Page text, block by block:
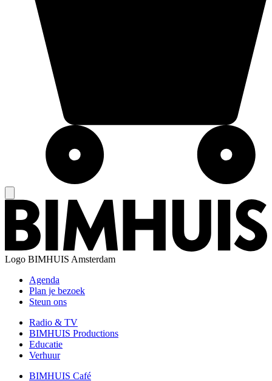
Logo BIMHUIS Amsterdam
Agenda
Plan je bezoek
Steun ons
Radio & TV
BIMHUIS Productions
Educatie
Verhuur
BIMHUIS Café